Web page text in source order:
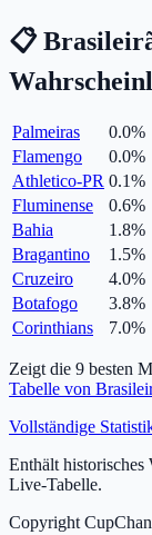
📋
Palmeiras 0.0%
Flamengo
0.0%
Athletico-PR 0.1%
Fluminense
0.6%
Bahia
1.8%
Bragantino
1.5%
Cruzeiro
4.0%
Botafogo
3.8%
Corinthians
7.0%
Zeigt die 9 besten
Tabelle von
Vollständige
Enthält historisches
Live-Tabelle.
Copyright